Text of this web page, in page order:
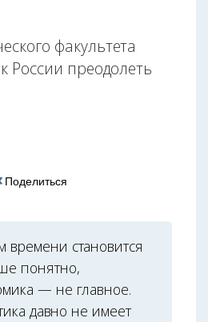
факультета
России преодолеть
Поделиться
времени становится
понятно,
— не главное.
давно не имеет